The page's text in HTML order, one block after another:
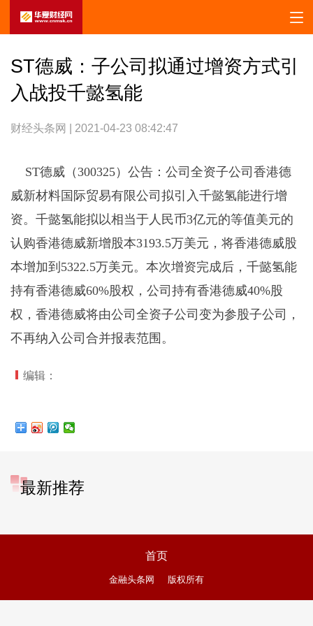
ST德威：子公司拟通过增资方式引
入战投千懿氢能
财经头条网 | 2021-04-23 08:42:47
ST德威（300325）公告：公司全资子公司香港德
威新材料国际贸易有限公司拟引入千懿氢能进行增
资。千懿氢能拟以相当于人民币3亿元的等值美元的
认购香港德威新增股本3193.5万美元，将香港德威股
本增加到5322.5万美元。本次增资完成后，千懿氢能
持有香港德威60%股权，公司持有香港德威40%股
权，香港德威将由公司全资子公司变为参股子公司，
不再纳入公司合并报表范围。
编辑：
最新推荐
首页
金融头条网 版权所有